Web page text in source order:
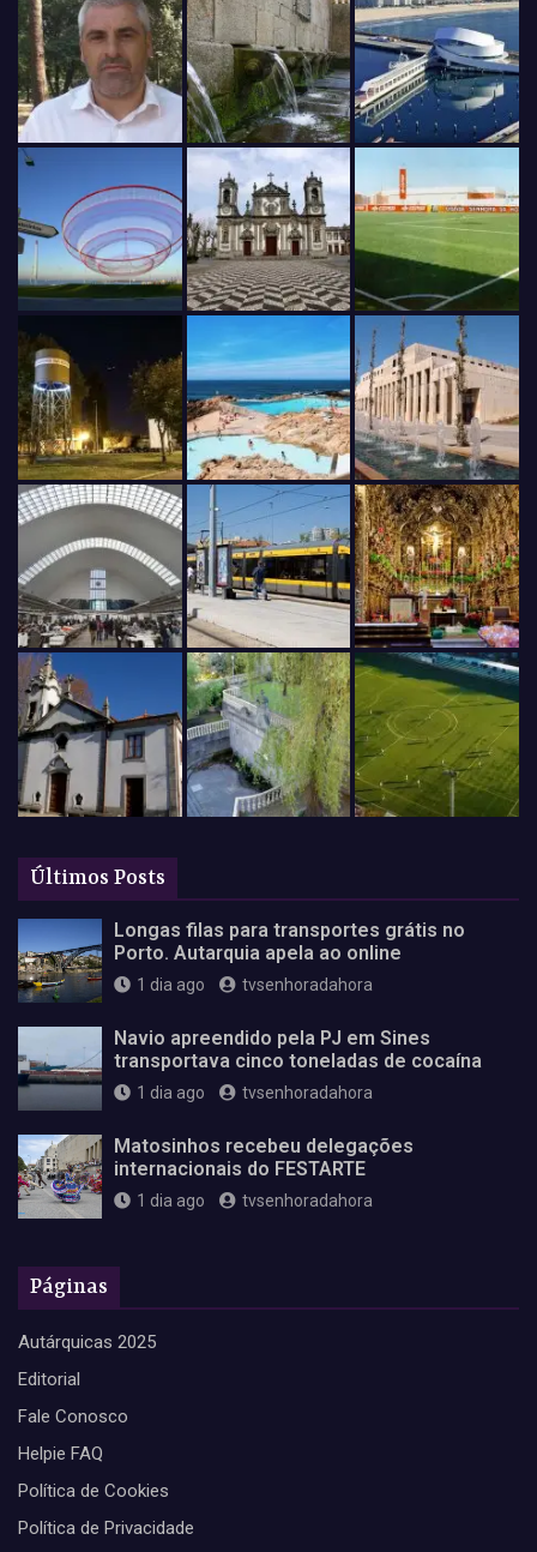
Últimos Posts
Longas filas para transportes grátis no
Porto. Autarquia apela ao online
1 dia ago tvsenhoradahora
Navio apreendido pela PJ em Sines
transportava cinco toneladas de cocaína
1 dia ago tvsenhoradahora
Matosinhos recebeu delegações
internacionais do FESTARTE
1 dia ago tvsenhoradahora
Páginas
Autárquicas 2025
Editorial
Fale Conosco
Helpie FAQ
Política de Cookies
Política de Privacidade